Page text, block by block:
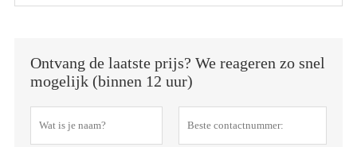
Ontvang de laatste prijs? We reageren zo snel
mogelijk (binnen 12 uur)